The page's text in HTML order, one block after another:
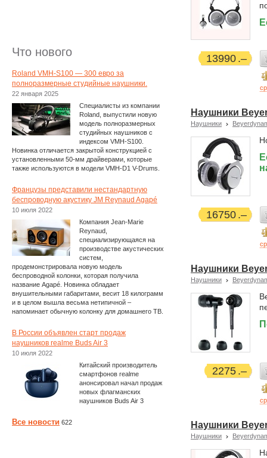
13990
Наушники
Наушники
16750
Наушники
Наушники
2275
Наушники
Наушники
Что нового
Roland VMH-S100 — 300 евро за
полноразмерные студийные наушники.
22 января 2025
Специалисты из компании
Roland, выпустили новую
модель полноразмерных
студийных наушников с
индексом VMH-S100.
Новинка отличается закрытой конструкцией с
установленными 50-мм драйверами, которые
также используются в модели VMH-D1 V-Drums.
Французы представили нестандартную
беспроводную акустику JM Reynaud Agapé
10 июля 2022
Компания Jean-Marie
Reynaud,
специализирующаяся на
производстве акустических
систем,
продемонстрировала новую модель
беспроводной колонки, которая получила
название Agapé. Новинка обладает
внушительными габаритами, весит 18 килограмм
и в целом вышла весьма нетипичной –
напоминает обычную колонку для домашнего ТВ.
В России объявлен старт продаж
наушников realme Buds Air 3
10 июля 2022
Китайский производитель
смартфонов realme
анонсировал начал продаж
новых флагманских
наушников Buds Air 3
Все новости 622